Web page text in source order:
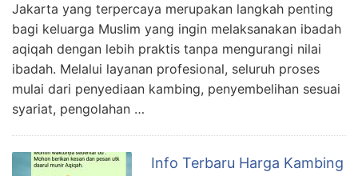
Jakarta yang terpercaya merupakan langkah penting
bagi keluarga Muslim yang ingin melaksanakan ibadah
aqiqah dengan lebih praktis tanpa mengurangi nilai
ibadah. Melalui layanan profesional, seluruh proses
mulai dari penyediaan kambing, penyembelihan sesuai
syariat, pengolahan …
Info Terbaru Harga Kambing